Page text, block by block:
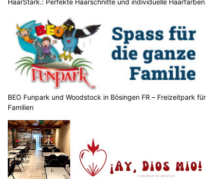
BEO Funpark und Woodstock in Bösingen FR – Freizeitpark für
Familien